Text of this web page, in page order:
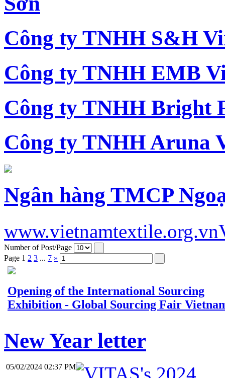
Công ty TNHH S&H
Công ty TNHH EMB
Công ty TNHH Bright
Công ty TNHH Aruna
Ngân hàng TMCP
www.vietnamtextile.org.vn
Number of Post/Page
Page 1 2 3 ... 7 »
Opening of the International Sourcing
Exhibition - Global Sourcing Fair
New Year letter
05/02/2024 02:37 PM